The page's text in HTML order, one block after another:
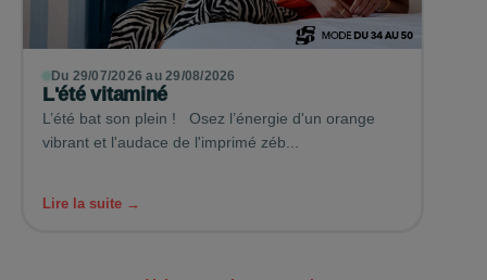
Du 29/07/2026 au 29/08/2026
L'été vitaminé
L’été bat son plein ! Osez l’énergie d'un orange
vibrant et l'audace de l'imprimé zéb...
Lire la suite →